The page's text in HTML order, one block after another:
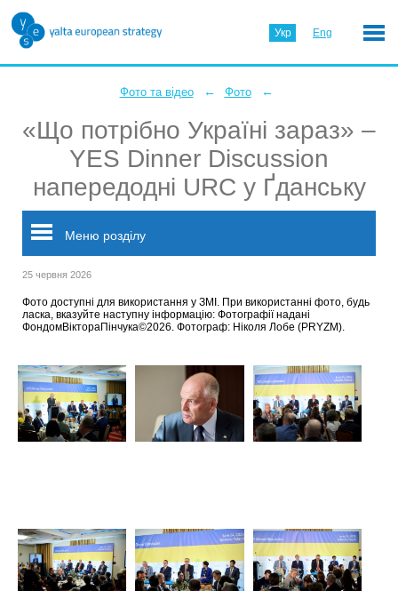
Укр Eng
Фото та відео ← Фото ←
«Що потрібно Україні зараз» –
YES Dinner Discussion
напередодні URC у Ґданську
Меню розділу
25 червня 2026
Фото доступні для використання у ЗМІ. При використанні фото, будь
ласка, вказуйте наступну інформацію: Фотографії надані
ФондомВіктораПінчука©2026. Фотограф: Ніколя Лобе (PRYZM).